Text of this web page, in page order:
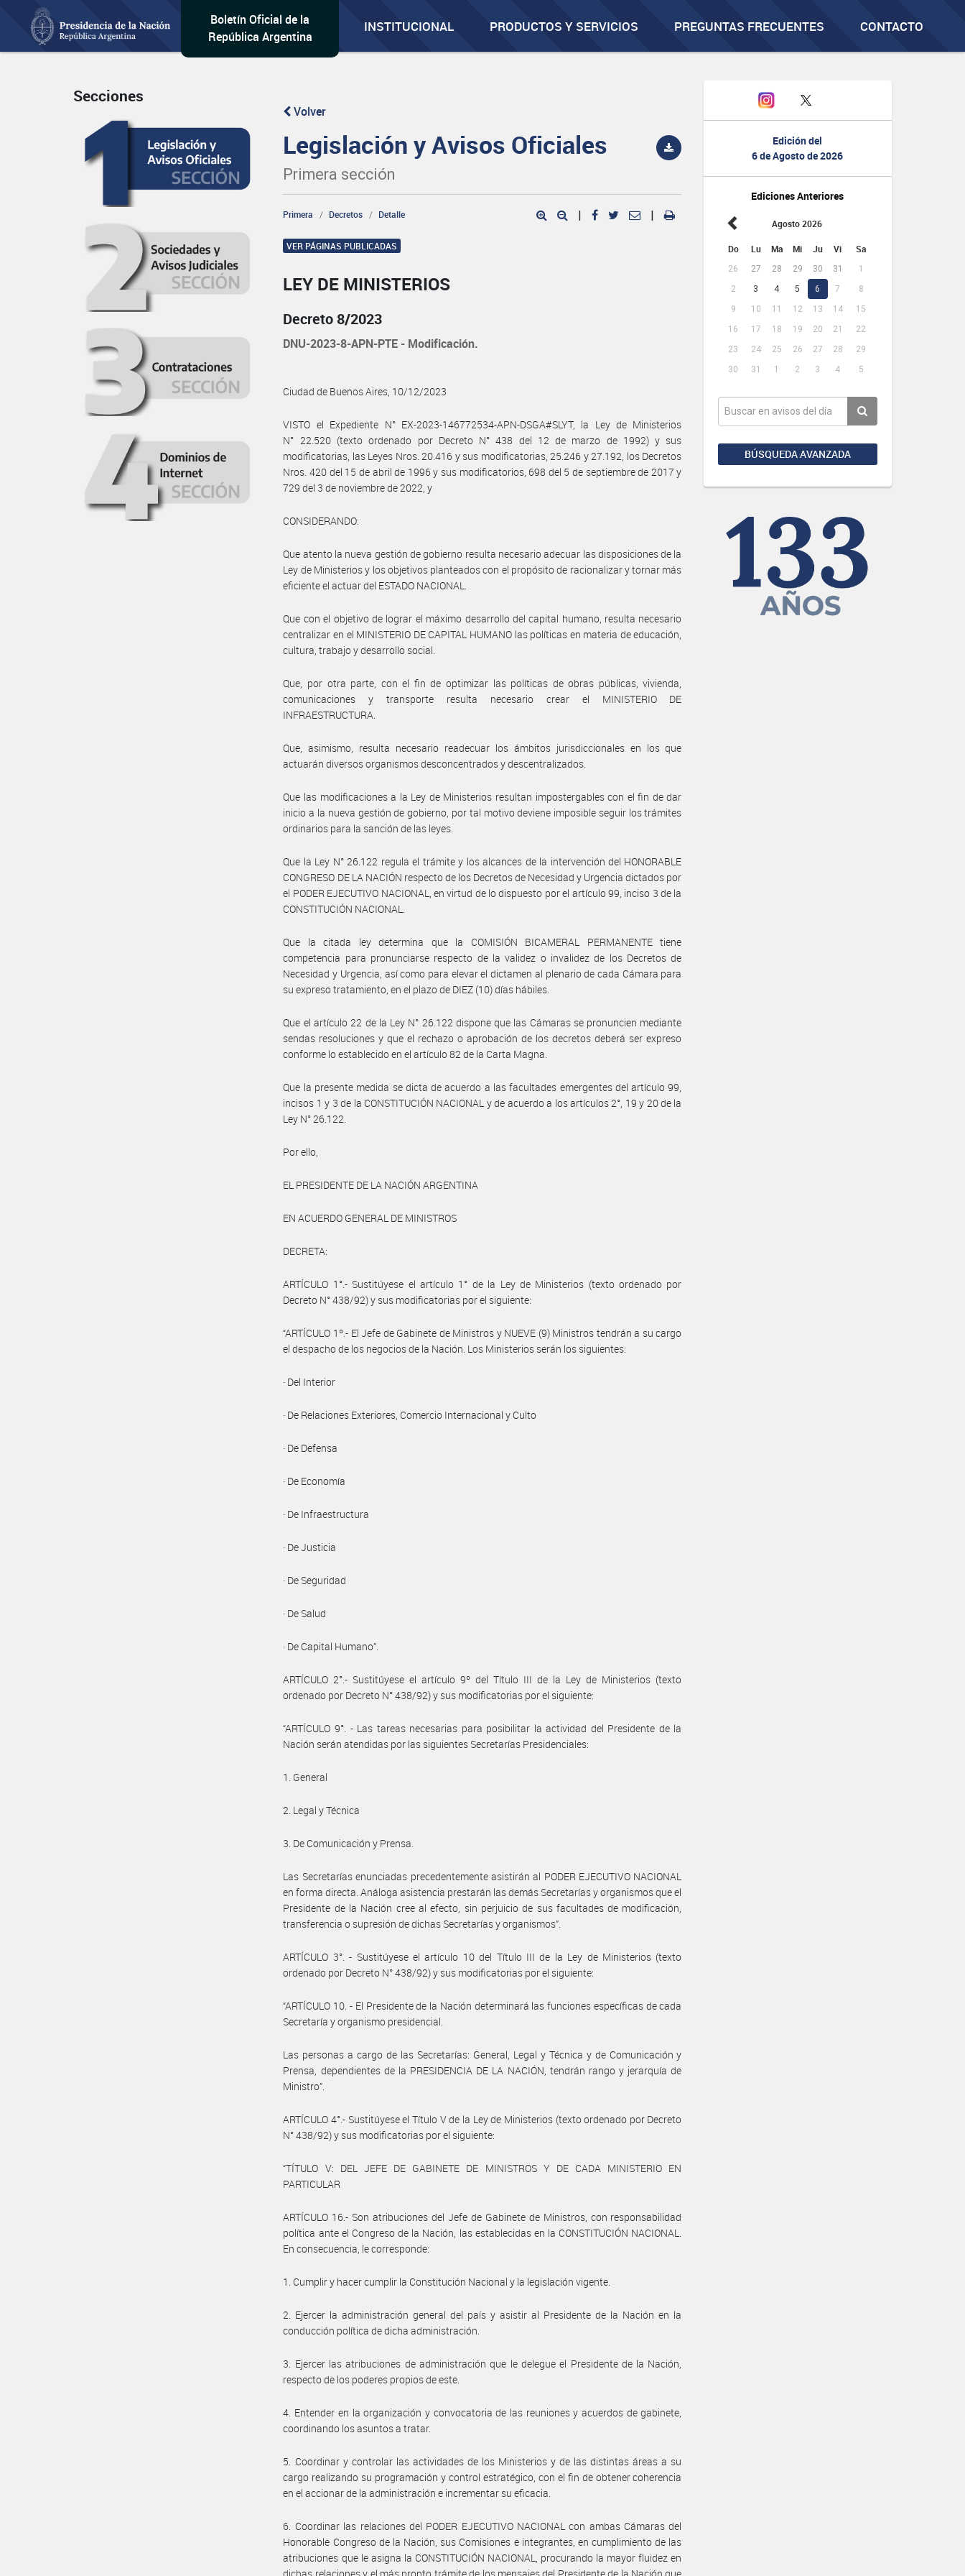
Boletín Oficial de la
República Argentina
INSTITUCIONAL PRODUCTOS Y SERVICIOS PREGUNTAS FRECUENTES CONTACTO
Edición del
6 de Agosto de 2026
Ediciones Anteriores
Agosto 2026
Do Lu Ma Mi Ju Vi Sa
26 27 28 29 30 31
1
2
3 4 5 6 7
8
9
10 11 12 13 14
15
16
17 18 19 20 21
22
23
24 25 26 27 28
29
30
31 1 2 3 4 5
BÚSQUEDA AVANZADA
Secciones
Volver
Legislación y Avisos Oficiales
Primera sección
Primera Decretos Detalle | |
VER PÁGINAS PUBLICADAS
LEY DE MINISTERIOS
Decreto 8/2023
DNU-2023-8-APN-PTE - Modificación.
Ciudad de Buenos Aires, 10/12/2023
VISTO el Expediente N° EX-2023-146772534-APN-DSGA#SLYT, la Ley de Ministerios
N° 22.520 (texto ordenado por Decreto N° 438 del 12 de marzo de 1992) y sus
modificatorias, las Leyes Nros. 20.416 y sus modificatorias, 25.246 y 27.192, los Decretos
Nros. 420 del 15 de abril de 1996 y sus modificatorios, 698 del 5 de septiembre de 2017 y
729 del 3 de noviembre de 2022, y
CONSIDERANDO:
Que atento la nueva gestión de gobierno resulta necesario adecuar las disposiciones de la
Ley de Ministerios y los objetivos planteados con el propósito de racionalizar y tornar más
eficiente el actuar del ESTADO NACIONAL.
Que con el objetivo de lograr el máximo desarrollo del capital humano, resulta necesario
centralizar en el MINISTERIO DE CAPITAL HUMANO las políticas en materia de educación,
cultura, trabajo y desarrollo social.
Que, por otra parte, con el fin de optimizar las políticas de obras públicas, vivienda,
comunicaciones y transporte resulta necesario crear el MINISTERIO DE
INFRAESTRUCTURA.
Que, asimismo, resulta necesario readecuar los ámbitos jurisdiccionales en los que
actuarán diversos organismos desconcentrados y descentralizados.
Que las modificaciones a la Ley de Ministerios resultan impostergables con el fin de dar
inicio a la nueva gestión de gobierno, por tal motivo deviene imposible seguir los trámites
ordinarios para la sanción de las leyes.
Que la Ley N° 26.122 regula el trámite y los alcances de la intervención del HONORABLE
CONGRESO DE LA NACIÓN respecto de los Decretos de Necesidad y Urgencia dictados por
el PODER EJECUTIVO NACIONAL, en virtud de lo dispuesto por el artículo 99, inciso 3 de la
CONSTITUCIÓN NACIONAL.
Que la citada ley determina que la COMISIÓN BICAMERAL PERMANENTE tiene
competencia para pronunciarse respecto de la validez o invalidez de los Decretos de
Necesidad y Urgencia, así como para elevar el dictamen al plenario de cada Cámara para
su expreso tratamiento, en el plazo de DIEZ (10) días hábiles.
Que el artículo 22 de la Ley N° 26.122 dispone que las Cámaras se pronuncien mediante
sendas resoluciones y que el rechazo o aprobación de los decretos deberá ser expreso
conforme lo establecido en el artículo 82 de la Carta Magna.
Que la presente medida se dicta de acuerdo a las facultades emergentes del artículo 99,
incisos 1 y 3 de la CONSTITUCIÓN NACIONAL y de acuerdo a los artículos 2°, 19 y 20 de la
Ley N° 26.122.
Por ello,
EL PRESIDENTE DE LA NACIÓN ARGENTINA
EN ACUERDO GENERAL DE MINISTROS
DECRETA:
ARTÍCULO 1°.- Sustitúyese el artículo 1° de la Ley de Ministerios (texto ordenado por
Decreto N° 438/92) y sus modificatorias por el siguiente:
“ARTÍCULO 1º.- El Jefe de Gabinete de Ministros y NUEVE (9) Ministros tendrán a su cargo
el despacho de los negocios de la Nación. Los Ministerios serán los siguientes:
· Del Interior
· De Relaciones Exteriores, Comercio Internacional y Culto
· De Defensa
· De Economía
· De Infraestructura
· De Justicia
· De Seguridad
· De Salud
· De Capital Humano”.
ARTÍCULO 2°.- Sustitúyese el artículo 9º del Título III de la Ley de Ministerios (texto
ordenado por Decreto N° 438/92) y sus modificatorias por el siguiente:
“ARTÍCULO 9°. - Las tareas necesarias para posibilitar la actividad del Presidente de la
Nación serán atendidas por las siguientes Secretarías Presidenciales:
1. General
2. Legal y Técnica
3. De Comunicación y Prensa.
Las Secretarías enunciadas precedentemente asistirán al PODER EJECUTIVO NACIONAL
en forma directa. Análoga asistencia prestarán las demás Secretarías y organismos que el
Presidente de la Nación cree al efecto, sin perjuicio de sus facultades de modificación,
transferencia o supresión de dichas Secretarías y organismos”.
ARTÍCULO 3°. - Sustitúyese el artículo 10 del Título III de la Ley de Ministerios (texto
ordenado por Decreto N° 438/92) y sus modificatorias por el siguiente:
“ARTÍCULO 10. - El Presidente de la Nación determinará las funciones específicas de cada
Secretaría y organismo presidencial.
Las personas a cargo de las Secretarías: General, Legal y Técnica y de Comunicación y
Prensa, dependientes de la PRESIDENCIA DE LA NACIÓN, tendrán rango y jerarquía de
Ministro”.
ARTÍCULO 4°.- Sustitúyese el Título V de la Ley de Ministerios (texto ordenado por Decreto
N° 438/92) y sus modificatorias por el siguiente:
“TÍTULO V: DEL JEFE DE GABINETE DE MINISTROS Y DE CADA MINISTERIO EN
PARTICULAR
ARTÍCULO 16.- Son atribuciones del Jefe de Gabinete de Ministros, con responsabilidad
política ante el Congreso de la Nación, las establecidas en la CONSTITUCIÓN NACIONAL.
En consecuencia, le corresponde:
1. Cumplir y hacer cumplir la Constitución Nacional y la legislación vigente.
2. Ejercer la administración general del país y asistir al Presidente de la Nación en la
conducción política de dicha administración.
3. Ejercer las atribuciones de administración que le delegue el Presidente de la Nación,
respecto de los poderes propios de este.
4. Entender en la organización y convocatoria de las reuniones y acuerdos de gabinete,
coordinando los asuntos a tratar.
5. Coordinar y controlar las actividades de los Ministerios y de las distintas áreas a su
cargo realizando su programación y control estratégico, con el fin de obtener coherencia
en el accionar de la administración e incrementar su eficacia.
6. Coordinar las relaciones del PODER EJECUTIVO NACIONAL con ambas Cámaras del
Honorable Congreso de la Nación, sus Comisiones e integrantes, en cumplimiento de las
atribuciones que le asigna la CONSTITUCIÓN NACIONAL, procurando la mayor fluidez en